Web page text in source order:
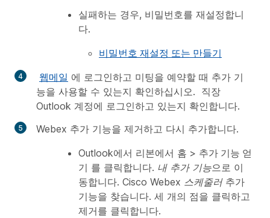
실패하는 경우, 비밀번호를 재설정합니
다.
비밀번호 재설정 또는 만들기
웹메일 에 로그인하고 미팅을 예약할 때 추가 기
능을 사용할 수 있는지 확인하십시오. 직장
Outlook 계정에 로그인하고 있는지 확인합니다.
Webex 추가 기능을 제거하고 다시 추가합니다.
Outlook에서 리본에서 홈 > 추가 기능 얻
기 를 클릭합니다. 내 추가 기능으로 이
동합니다. Cisco Webex 스케줄러추가
기능을 찾습니다. 세 개의 점을 클릭하고
제거를 클릭합니다.